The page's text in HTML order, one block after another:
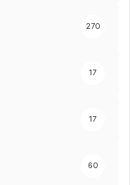
270
17
17
60